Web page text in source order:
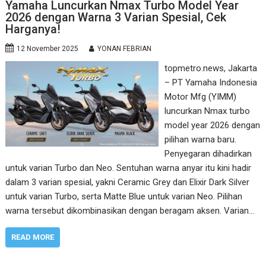
Yamaha Luncurkan Nmax Turbo Model Year
2026 dengan Warna 3 Varian Spesial, Cek
Harganya!
12 November 2025 YONAN FEBRIAN
topmetro.news, Jakarta
– PT Yamaha Indonesia
Motor Mfg (YIMM)
luncurkan Nmax turbo
model year 2026 dengan
pilihan warna baru.
Penyegaran dihadirkan
untuk varian Turbo dan Neo. Sentuhan warna anyar itu kini hadir
dalam 3 varian spesial, yakni Ceramic Grey dan Elixir Dark Silver
untuk varian Turbo, serta Matte Blue untuk varian Neo. Pilihan
warna tersebut dikombinasikan dengan beragam aksen. Varian…
READ MORE